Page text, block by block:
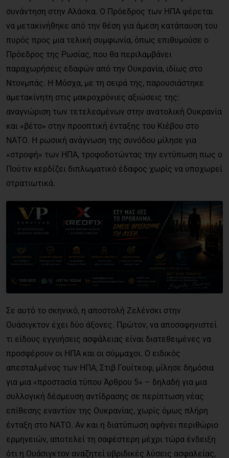
συνάντηση στην Αλάσκα. Ο Πρόεδρος των ΗΠΑ φέρεται
να μετακινήθηκε από την θέση για άμεση κατάπαυση του
πυρός προς μια τελική συμφωνία, όπως επιθυμούσε ο
Πρόεδρος της Ρωσίας, που θα περιλαμβάνει
παραχωρήσεις εδαφών από την Ουκρανία, ιδίως στο
Ντονμπάς. Η Μόσχα, με τη σειρά της, παρουσιάστηκε
αμετακίνητη στις μακροχρόνιες αξιώσεις της:
αναγνώριση των τετελεσμένων στην ανατολική Ουκρανία
και «βέτο» στην προοπτική ένταξης του Κιέβου στο
ΝΑΤΟ. Η ρωσική ανάγνωση της συνόδου μίλησε για
«στροφή» των ΗΠΑ, τροφοδοτώντας την εντύπωση πως ο
Πούτιν κερδίζει διπλωματικό έδαφος χωρίς να υποχωρεί
στρατιωτικά.
Σε αυτό το σκηνικό, η αποστολή Ζελένσκι στην
Ουάσιγκτον έχει δύο άξονες. Πρώτον, να αποσαφηνιστεί
τι είδους εγγυήσεις ασφάλειας είναι διατεθειμένες να
προσφέρουν οι ΗΠΑ και οι σύμμαχοι. Ο ειδικός
απεσταλμένος των ΗΠΑ, Στιβ Γουίτκοφ, μίλησε δημόσια
για μια «προστασία τύπου Άρθρου 5» – δηλαδή για μια
συλλογική δέσμευση αντίδρασης σε περίπτωση νέας
επίθεσης εναντίον της Ουκρανίας, χωρίς όμως πλήρη
ένταξη στο ΝΑΤΟ. Αν και η διατύπωση αφήνει περιθώριο
ερμηνειών, αποτελεί τη σαφέστερη μέχρι τώρα ένδειξη
ότι η Ουάσιγκτον αναζητεί υβριδικές λύσεις ασφαλείας,